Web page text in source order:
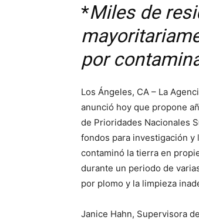
*Miles de
por
Los Ángeles, CA – La
anunció hoy que propone
de Prioridades Nacionales
fondos para investigación y
contaminó la tierra en
durante un periodo de
por plomo y la limpieza
Janice Hahn, Supervisora